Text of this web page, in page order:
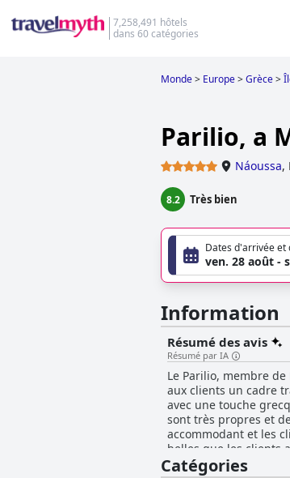
7,258,491 hôtels
dans 60 catégories
Monde> Europe>Grèce>
Parilio, a
Náoussa,
8.2 Très bien
Dates d'arrivée et
ven. 28 août -
Information
Résumé des avis
Résumé par IA
Le Parilio, membre
aux clients un cadre
avec une touche
sont très propres et
accommodant et les
belles que les clients
superbe hôtel qui
Catégories